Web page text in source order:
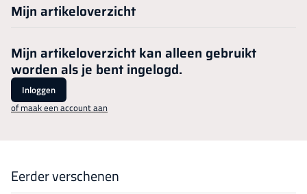
Mijn artikeloverzicht
Mijn artikeloverzicht kan alleen gebruikt
worden als je bent ingelogd.
Inloggen
of maak een account aan
Eerder verschenen